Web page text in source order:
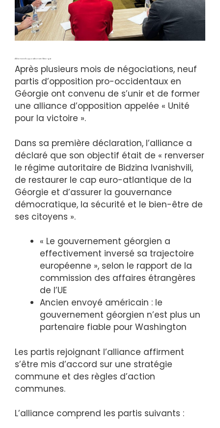
Alliance d’opposition en Géorgie
Après plusieurs mois de négociations, neuf
partis d’opposition pro-occidentaux en
Géorgie ont convenu de s’unir et de former
une alliance d’opposition appelée « Unité
pour la victoire ».
Dans sa première déclaration, l’alliance a
déclaré que son objectif était de « renverser
le régime autoritaire de Bidzina Ivanishvili,
de restaurer le cap euro-atlantique de la
Géorgie et d’assurer la gouvernance
démocratique, la sécurité et le bien-être de
ses citoyens ».
« Le gouvernement géorgien a
effectivement inversé sa trajectoire
européenne », selon le rapport de la
commission des affaires étrangères
de l’UE
Ancien envoyé américain : le
gouvernement géorgien n’est plus un
partenaire fiable pour Washington
Les partis rejoignant l’alliance affirment
s’être mis d’accord sur une stratégie
commune et des règles d’action
communes.
L’alliance comprend les partis suivants :